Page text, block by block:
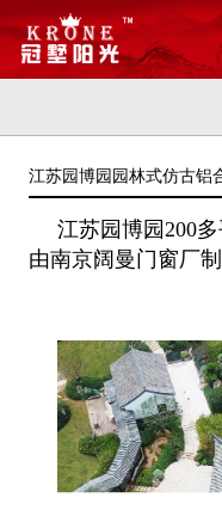
江苏园博园园林式仿古铝
江苏园博园200
由南京阔曼门窗厂制